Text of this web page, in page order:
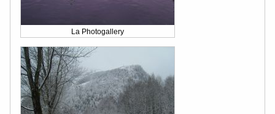
La Photogallery